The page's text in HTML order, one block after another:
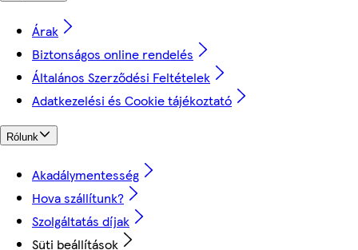
Árak
Biztonságos online rendelés
Általános Szerződési Feltételek
Adatkezelési és Cookie tájékoztató
Rólunk
Akadálymentesség
Hova szállítunk?
Szolgáltatás díjak
Süti beállítások